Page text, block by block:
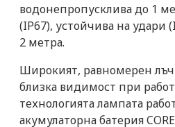
водонепропусклива до 1
(IP67), устойчива на удари
2 метра.
Широкият, равномерен лъч
близка видимост при
технологията лампата
акумулаторна батерия